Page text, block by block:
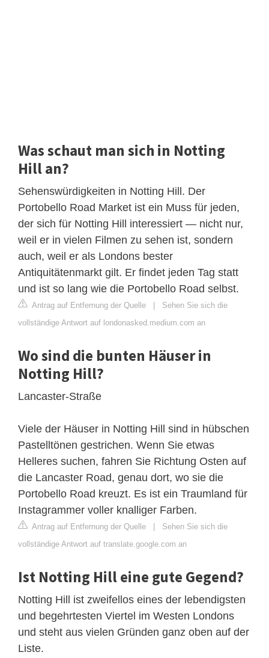
Was schaut man sich in Notting
Hill an?
Sehenswürdigkeiten in Notting Hill. Der
Portobello Road Market ist ein Muss für jeden,
der sich für Notting Hill interessiert — nicht nur,
weil er in vielen Filmen zu sehen ist, sondern
auch, weil er als Londons bester
Antiquitätenmarkt gilt. Er findet jeden Tag statt
und ist so lang wie die Portobello Road selbst.
Antrag auf Entfernung der Quelle | Sehen Sie sich die
vollständige Antwort auf londonasked.medium.com an
Wo sind die bunten Häuser in
Notting Hill?
Lancaster-Straße
Viele der Häuser in Notting Hill sind in hübschen
Pastelltönen gestrichen. Wenn Sie etwas
Helleres suchen, fahren Sie Richtung Osten auf
die Lancaster Road, genau dort, wo sie die
Portobello Road kreuzt. Es ist ein Traumland für
Instagrammer voller knalliger Farben.
Antrag auf Entfernung der Quelle | Sehen Sie sich die
vollständige Antwort auf translate.google.com an
Ist Notting Hill eine gute Gegend?
Notting Hill ist zweifellos eines der lebendigsten
und begehrtesten Viertel im Westen Londons
und steht aus vielen Gründen ganz oben auf der
Liste.